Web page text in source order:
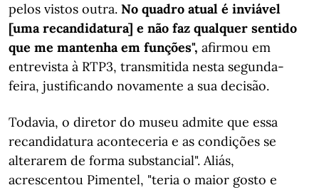
pelos vistos outra. No quadro atual é inviável
[uma recandidatura] e não faz qualquer sentido
que me mantenha em funções", afirmou em
entrevista à RTP3, transmitida nesta segunda-
feira, justificando novamente a sua decisão.
Todavia, o diretor do museu admite que essa
recandidatura aconteceria e as condições se
alterarem de forma substancial". Aliás,
acrescentou Pimentel, "teria o maior gosto e